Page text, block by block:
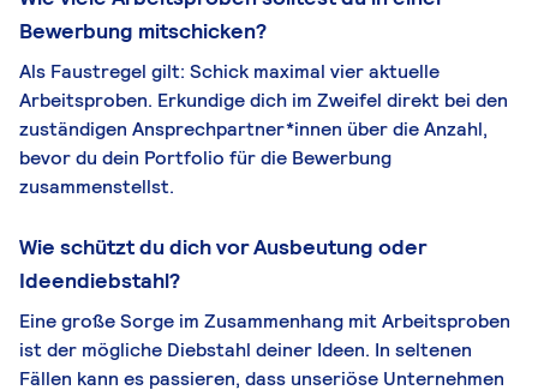
Bewerbung mitschicken?
Als Faustregel gilt: Schick maximal vier aktuelle
Arbeitsproben. Erkundige dich im Zweifel direkt bei den
zuständigen Ansprechpartner*innen über die Anzahl,
bevor du dein Portfolio für die Bewerbung
zusammenstellst.
Wie schützt du dich vor Ausbeutung oder
Ideendiebstahl?
Eine große Sorge im Zusammenhang mit Arbeitsproben
ist der mögliche Diebstahl deiner Ideen. In seltenen
Fällen kann es passieren, dass unseriöse Unternehmen